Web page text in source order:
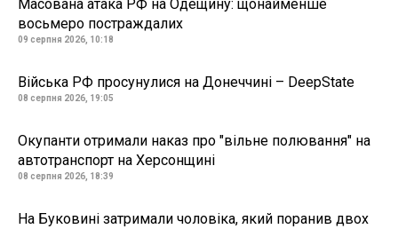
Масована атака РФ на Одещину: щонайменше
восьмеро постраждалих
09 серпня 2026, 10:18
Війська РФ просунулися на Донеччині – DeepState
08 серпня 2026, 19:05
Окупанти отримали наказ про "вільне полювання" на
автотранспорт на Херсонщині
08 серпня 2026, 18:39
На Буковині затримали чоловіка, який поранив двох